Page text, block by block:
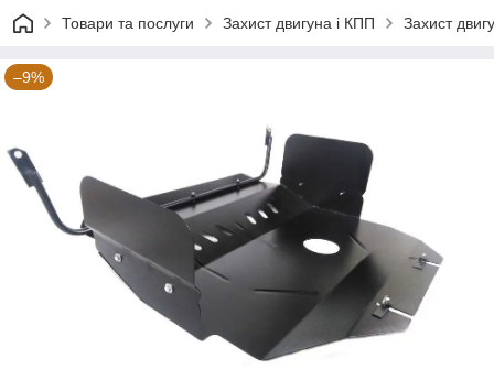
Товари та послуги Захист двигуна і КПП Захист
–9%